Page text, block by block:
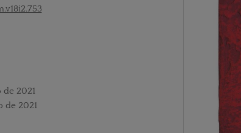
de 2021
de 2021